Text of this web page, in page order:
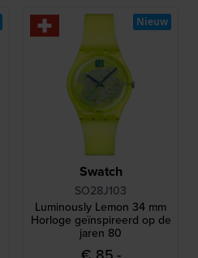
Swatch
SO28J103
Luminously Lemon 34 mm
Horloge geïnspireerd op de
jaren 80
Nieuw